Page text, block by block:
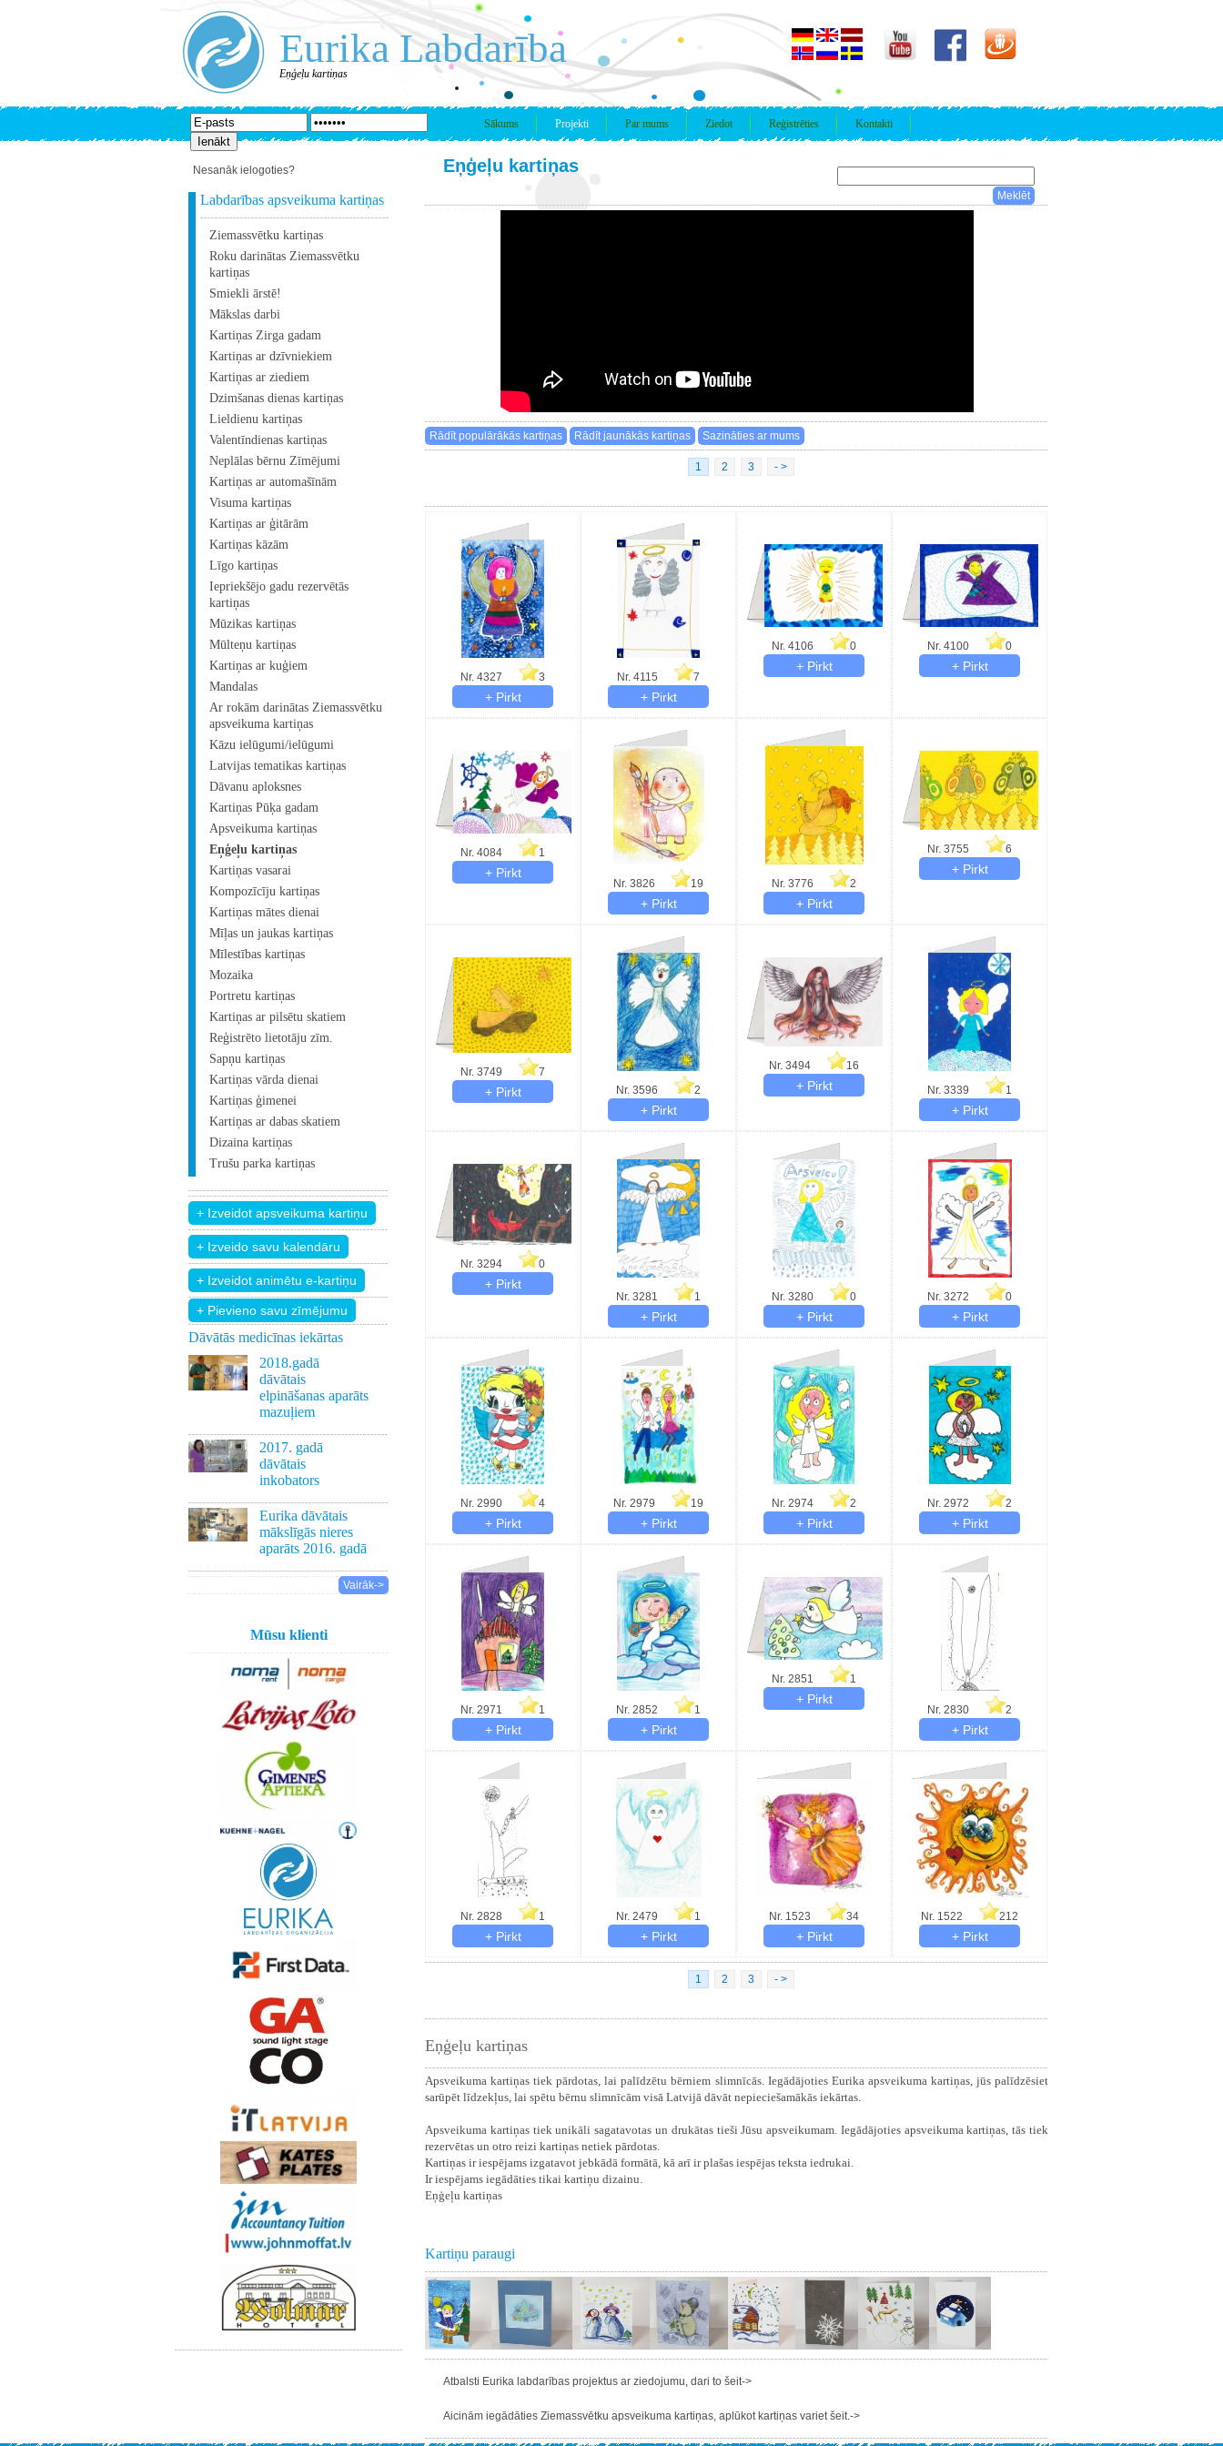
Eurika Labdarība
Eņģeļu kartiņas
Sākums Projekti Par mums Ziedot Reģistrēties Kontakti
Nesanāk ielogoties?
Labdarības apsveikuma kartiņas
Ziemassvētku kartiņas
Roku darinātas Ziemassvētku
kartiņas
Smiekli ārstē!
Mākslas darbi
Kartiņas Zirga gadam
Kartiņas ar dzīvniekiem
Kartiņas ar ziediem
Dzimšanas dienas kartiņas
Lieldienu kartiņas
Valentīndienas kartiņas
Neplālas bērnu Zīmējumi
Kartiņas ar automašīnām
Visuma kartiņas
Kartiņas ar ģitārām
Kartiņas kāzām
Līgo kartiņas
Iepriekšējo gadu rezervētās
kartiņas
Mūzikas kartiņas
Mūlteņu kartiņas
Kartiņas ar kuģiem
Mandalas
Ar rokām darinātas Ziemassvētku
apsveikuma kartiņas
Kāzu ielūgumi/ielūgumi
Latvijas tematikas kartiņas
Dāvanu aploksnes
Kartiņas Pūķa gadam
Apsveikuma kartiņas
Eņģeļu kartiņas
Kartiņas vasarai
Kompozīcīju kartiņas
Kartiņas mātes dienai
Mīļas un jaukas kartiņas
Mīlestības kartiņas
Mozaika
Portretu kartiņas
Kartiņas ar pilsētu skatiem
Reģistrēto lietotāju zīm.
Sapņu kartiņas
Kartiņas vārda dienai
Kartiņas ģimenei
Kartiņas ar dabas skatiem
Dizaina kartiņas
Trušu parka kartiņas
+ Pievieno savu zīmējumu
Dāvātās medicīnas iekārtas
2018.gadā
dāvātais
elpināšanas aparāts
mazuļiem
2017. gadā
dāvātais
inkobators
Eurika dāvātais
mākslīgās nieres
aparāts 2016. gadā
Vairāk->
Mūsu klienti
Eņģeļu kartiņas
1 2 3 - >
Nr. 4327 3 Nr. 4115 7
Nr. 4106 0 Nr. 4100 0
Nr. 4084 1
Nr. 3826 19 Nr. 3776 2
Nr. 3755 6
Nr. 3749
7
Nr. 3596
2
Nr. 3494
16
Nr. 3339
1
Nr. 3294 0
Nr. 3281 1 Nr. 3280 0 Nr. 3272 0
Nr. 2990 4 Nr. 2979 19 Nr. 2974 2 Nr. 2972 2
Nr. 2971 1 Nr. 2852 1
Nr. 2851 1
Nr. 2830 2
Nr. 2828 1 Nr. 2479 1 Nr. 1523 34 Nr. 1522 212
1 2 3 - >
Eņģeļu kartiņas
Apsveikuma kartiņas tiek pārdotas, lai palīdzētu bērniem slimnīcās. Iegādājoties Eurika apsveikuma kartiņas, jūs palīdzēsiet
sarūpēt līdzekļus, lai spētu bērnu slimnīcām visā Latvijā dāvāt nepieciešamākās iekārtas.
Apsveikuma kartiņas tiek unikāli sagatavotas un drukātas tieši Jūsu apsveikumam. Iegādājoties apsveikuma kartiņas, tās tiek
rezervētas un otro reizi kartiņas netiek pārdotas.
Kartiņas ir iespējams izgatavot jebkādā formātā, kā arī ir plašas iespējas teksta iedrukai.
Ir iespējams iegādāties tikai kartiņu dizainu.
Eņģeļu kartiņas
Kartiņu paraugi
Atbalsti Eurika labdarības projektus ar ziedojumu, dari to šeit->
Aicinām iegādāties Ziemassvētku apsveikuma kartiņas, aplūkot kartiņas variet šeit.->